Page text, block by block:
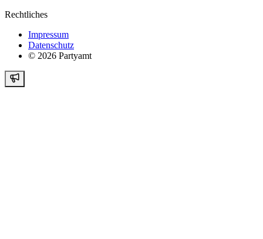
Rechtliches
Impressum
Datenschutz
© 2026 Partyamt